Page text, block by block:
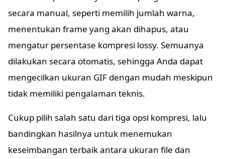
secara manual, seperti memilih jumlah warna,
menentukan frame yang akan dihapus, atau
mengatur persentase kompresi lossy. Semuanya
dilakukan secara otomatis, sehingga Anda dapat
mengecilkan ukuran GIF dengan mudah meskipun
tidak memiliki pengalaman teknis.
Cukup pilih salah satu dari tiga opsi kompresi, lalu
bandingkan hasilnya untuk menemukan
keseimbangan terbaik antara ukuran file dan